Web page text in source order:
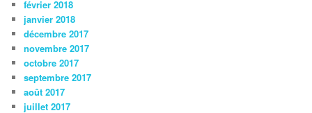
février 2018
janvier 2018
décembre 2017
novembre 2017
octobre 2017
septembre 2017
août 2017
juillet 2017